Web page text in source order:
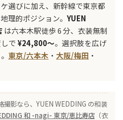
選びに加え、新幹線で東京都
理的ポジション。 YUEN
は六本木駅徒歩 6 分、衣装無制
で¥24,800〜。選択肢を広げ
東京/六本木 ・ 大阪/梅田 ・
撮影なら、YUEN WEDDING の和装
和 -nagi- 東京/恵比寿店 （衣